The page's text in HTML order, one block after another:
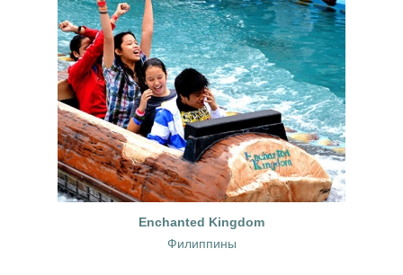
Enchanted Kingdom
Филиппины